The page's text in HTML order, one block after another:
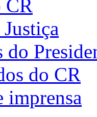
CR
do
do CR
imprensa